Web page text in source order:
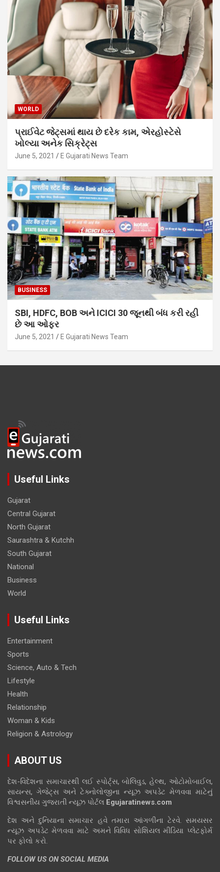
WORLD
પ્રાઈવેટ જેટ્સમાં થાય છે દરેક કામ, એરહોસ્ટેસે
ખોલ્યા અનેક સિક્રેટ્સ
June 5, 2021 E Gujarati News Team
BUSINESS
SBI, HDFC, BOB અને ICICI 30 જૂનથી બંધ કરી રહી
છે આ ઓફર
June 5, 2021 E Gujarati News Team
Useful Links
Gujarat
Central Gujarat
North Gujarat
Saurashtra & Kutchh
South Gujarat
National
Business
World
Useful Links
Entertainment
Sports
Science, Auto & Tech
Lifestyle
Health
Relationship
Woman & Kids
Religion & Astrology
ABOUT US
દેશ-વિદેશના સમાચારથી લઈ સ્પોર્ટ્સ, બોલિવુડ, હેલ્થ, ઓટોમોબાઈલ,
સાયન્સ, ગેજેટ્સ અને ટેક્નોલોજીના ન્યૂઝ અપડેટ મેળવવા માટેનું
વિશ્વસનીય ગુજરાતી ન્યૂઝ પોર્ટલ Egujaratinews.com
દેશ અને દુનિયાના સમાચાર હવે તમારા આંગળીના ટેરવે. સમયસર
ન્યૂઝ અપડેટ મેળવવા માટે અમને વિવિધ સોશિયલ મીડિયા પ્લેટફોર્મ
પર ફોલો કરો.
FOLLOW US ON SOCIAL MEDIA